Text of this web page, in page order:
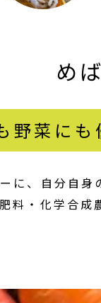
め
野菜にも
に、自分自
料・化学合